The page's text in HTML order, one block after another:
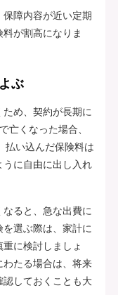
障内容が近い定期
が割高になりま
ぶ
め、契約が長期に
亡くなった場合、
払い込んだ保険料は
に自由に出し入れ
ると、急な出費に
選ぶ際は、家計に
に検討しましょ
わたる場合は、将来
しておくことも大